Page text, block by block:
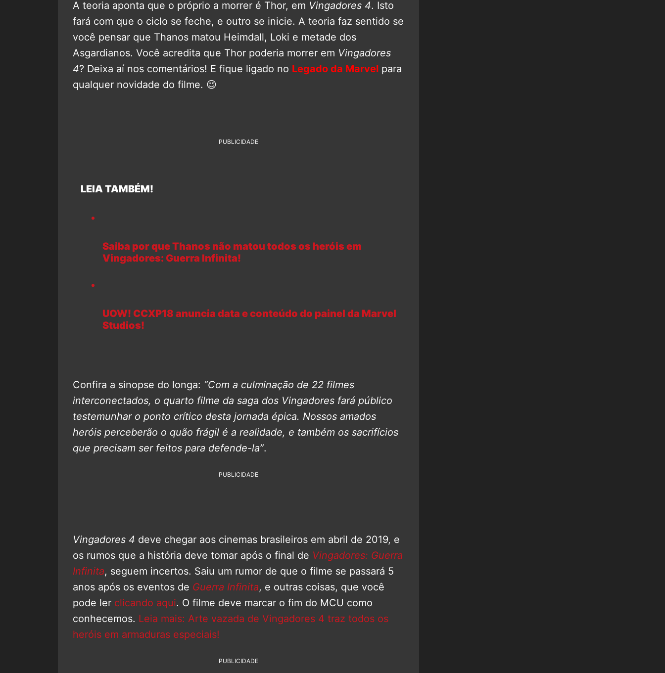
A teoria aponta que o próprio a morrer é Thor, em Vingadores 4. Isto
fará com que o ciclo se feche, e outro se inicie. A teoria faz sentido se
você pensar que Thanos matou Heimdall, Loki e metade dos
Asgardianos. Você acredita que Thor poderia morrer em Vingadores
4? Deixa aí nos comentários! E fique ligado no Legado da Marvel para
qualquer novidade do filme. 😉
PUBLICIDADE
LEIA TAMBÉM!
Saiba por que Thanos não matou todos os heróis em
Vingadores: Guerra Infinita!
UOW! CCXP18 anuncia data e conteúdo do painel da Marvel
Studios!
Confira a sinopse do longa: “Com a culminação de 22 filmes
interconectados, o quarto filme da saga dos Vingadores fará público
testemunhar o ponto crítico desta jornada épica. Nossos amados
heróis perceberão o quão frágil é a realidade, e também os sacrifícios
que precisam ser feitos para defende-la”.
PUBLICIDADE
Vingadores 4 deve chegar aos cinemas brasileiros em abril de 2019, e
os rumos que a história deve tomar após o final de Vingadores: Guerra
Infinita, seguem incertos. Saiu um rumor de que o filme se passará 5
anos após os eventos de Guerra Infinita, e outras coisas, que você
pode ler clicando aqui. O filme deve marcar o fim do MCU como
conhecemos. Leia mais: Arte vazada de Vingadores 4 traz todos os
heróis em armaduras especiais!
PUBLICIDADE